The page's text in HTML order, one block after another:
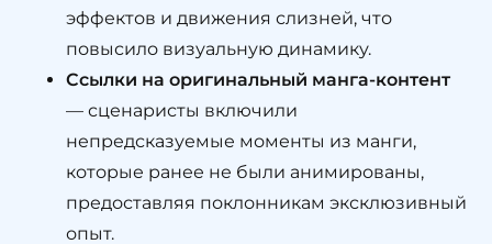
эффектов и движения слизней, что
повысило визуальную динамику.
Ссылки на оригинальный манга-контент
— сценаристы включили
непредсказуемые моменты из манги,
которые ранее не были анимированы,
предоставляя поклонникам эксклюзивный
опыт.